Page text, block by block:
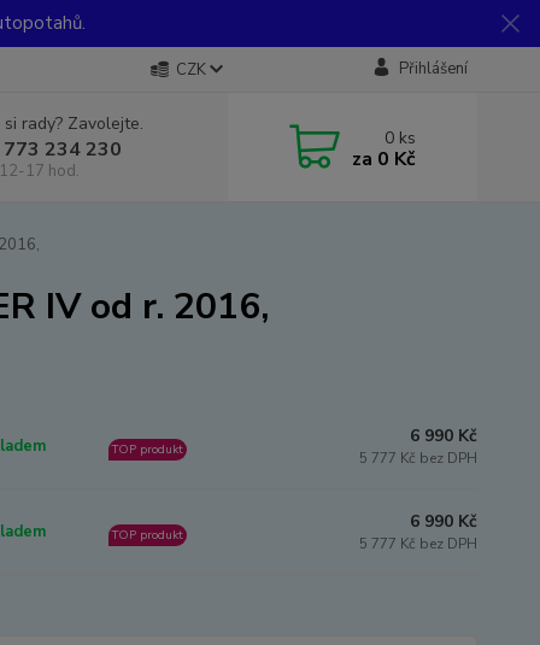
CZK Přihlášení
rady? Zavolejte.
234 230
17 hod.
0 ks
za 0 Kč
IV od r. 2016,
TOP produkt
6 990 Kč
5 777 Kč bez DPH
TOP produkt
6 990 Kč
5 777 Kč bez DPH